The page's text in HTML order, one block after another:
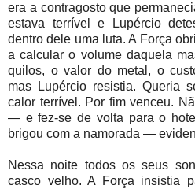
era a contragosto que
estava terrível e Lupércio
dentro dele uma luta. A Força
a calcular o volume daquela
quilos, o valor do metal, o
mas Lupércio resistia. Queria
calor terrível. Por fim venceu.
— e fez-se de volta para o
brigou com a namorada —
Nessa noite todos os seus
casco velho. A Força insistia